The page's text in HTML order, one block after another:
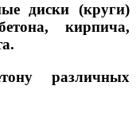
диски (круги)
кирпича,
различных